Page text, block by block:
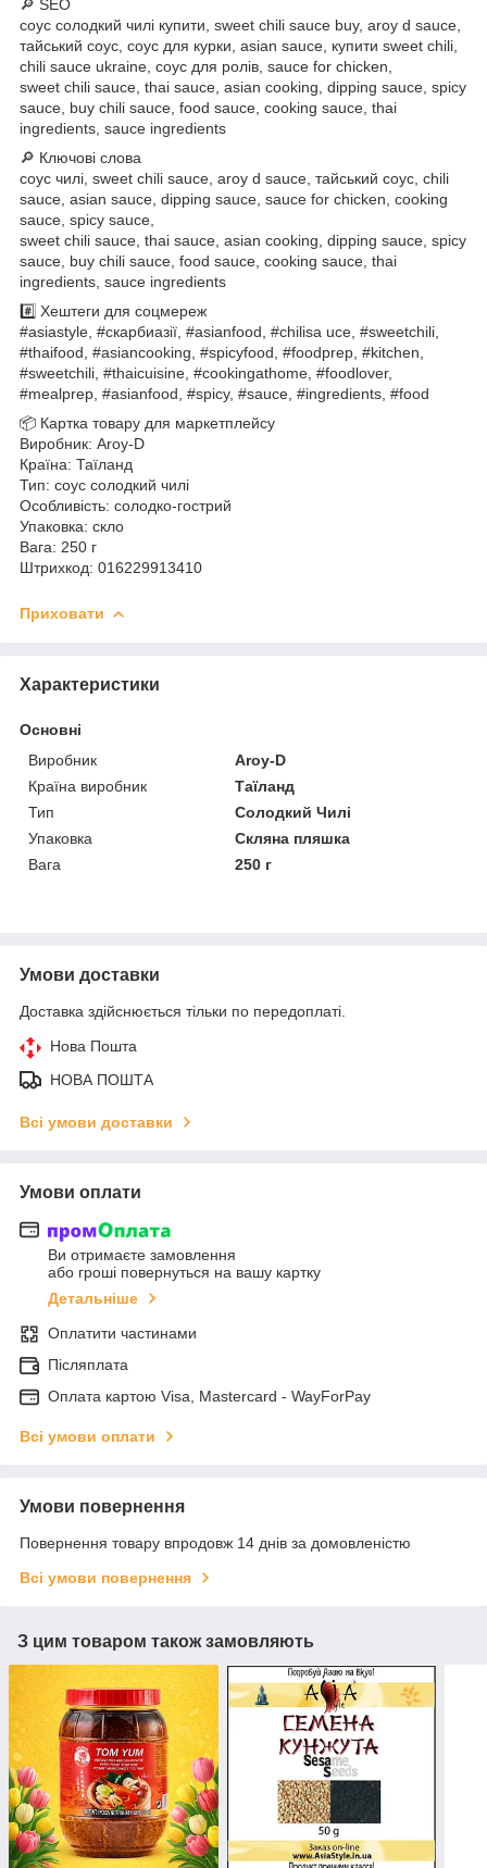
🔎 SEO
соус солодкий чилі купити, sweet chili sauce buy, aroy d sauce,
тайський соус, соус для курки, asian sauce, купити sweet chili,
chili sauce ukraine, соус для ролів, sauce for chicken,
sweet chili sauce, thai sauce, asian cooking, dipping sauce, spicy
sauce, buy chili sauce, food sauce, cooking sauce, thai
ingredients, sauce ingredients
🔎 Ключові слова
соус чилі, sweet chili sauce, aroy d sauce, тайський соус, chili
sauce, asian sauce, dipping sauce, sauce for chicken, cooking
sauce, spicy sauce,
sweet chili sauce, thai sauce, asian cooking, dipping sauce, spicy
sauce, buy chili sauce, food sauce, cooking sauce, thai
ingredients, sauce ingredients
#️⃣ Хештеги для соцмереж
#asiastyle, #скарбиазії, #asianfood, #chilisa uce, #sweetchili,
#thaifood, #asiancooking, #spicyfood, #foodprep, #kitchen,
#sweetchili, #thaicuisine, #cookingathome, #foodlover,
#mealprep, #asianfood, #spicy, #sauce, #ingredients, #food
📦 Картка товару для маркетплейсу
Виробник: Aroy-D
Країна: Таїланд
Тип: соус солодкий чилі
Особливість: солодко-гострий
Упаковка: скло
Вага: 250 г
Штрихкод: 016229913410
Приховати
Характеристики
Основні
Виробник
Aroy-D
Країна виробник
Таїланд
Тип
Солодкий Чилі
Упаковка
Скляна пляшка
Вага
250 г
Умови доставки
Доставка здійснюється тільки по передоплаті.
Нова Пошта
НОВА ПОШТА
Всі умови доставки
Умови оплати
Ви отримаєте замовлення
або гроші повернуться на вашу картку
Детальніше
Оплатити частинами
Післяплата
Оплата картою Visa, Mastercard - WayForPay
Всі умови оплати
Умови повернення
Повернення товару впродовж 14 днів за домовленістю
Всі умови повернення
З цим товаром також замовляють